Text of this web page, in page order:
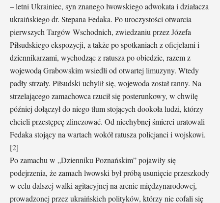
– letni Ukrainiec, syn znanego lwowskiego adwokata i działacza
ukraińskiego dr. Stepana Fedaka. Po uroczystości otwarcia
pierwszych Targów Wschodnich, zwiedzaniu przez Józefa
Piłsudskiego ekspozycji, a także po spotkaniach z oficjelami i
dziennikarzami, wychodząc z ratusza po obiedzie, razem z
wojewodą Grabowskim wsiedli od otwartej limuzyny. Wtedy
padły strzały. Piłsudski uchylił się, wojewoda został ranny. Na
strzelającego zamachowca rzucił się posterunkowy, w chwilę
później dołączył do niego tłum stojących dookoła ludzi, którzy
chcieli przestępcę zlinczować. Od niechybnej śmierci uratowali
Fedaka stojący na wartach wokół ratusza policjanci i wojskowi.
[2]
Po zamachu w „Dzienniku Poznańskim” pojawiły się
podejrzenia, że zamach lwowski był próbą usunięcie przeszkody
w celu dalszej walki agitacyjnej na arenie międzynarodowej,
prowadzonej przez ukraińskich polityków, którzy nie cofali się